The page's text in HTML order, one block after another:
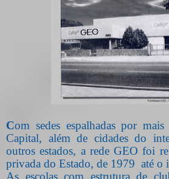
Com sedes espalhadas por
Capital, além de cidades do
outros estados, a rede GEO foi
privada do Estado, de 1979 até o
As escolas com estrutura de